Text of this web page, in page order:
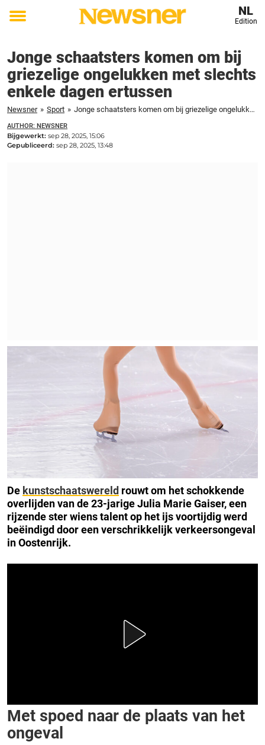
Toggle
NL
Edition
Jonge schaatsters komen om bij
griezelige ongelukken met slechts
enkele dagen ertussen
Newsner » Sport » Jonge schaatsters komen om bij griezelige ongelukken met slechts enkele dagen ertussen
AUTHOR: NEWSNER
Bijgewerkt: sep 28, 2025, 15:06
Gepubliceerd: sep 28, 2025, 13:48
De kunstschaatswereld rouwt om het schokkende
overlijden van de 23-jarige Julia Marie Gaiser, een
rijzende ster wiens talent op het ijs voortijdig werd
beëindigd door een verschrikkelijk verkeersongeval
in Oostenrijk.
Met spoed naar de plaats van het
ongeval